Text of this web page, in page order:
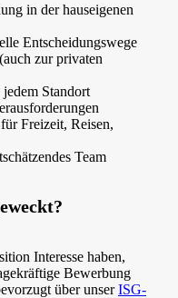
in der hauseigenen
Entscheidungswege
zur privaten
Standort
Freizeit, Reisen,
Team
Interesse haben,
Bewerbung
über unserISG-